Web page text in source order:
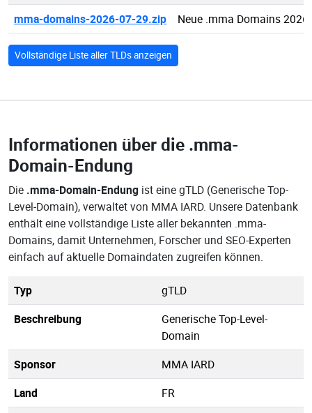
mma-domains-2026-07-29.zip
Neue .mma Domains
Vollständige Liste aller TLDs anzeigen
Informationen über die .mma-
Domain-Endung
Die .mma-Domain-Endung ist eine gTLD (Generische Top-
Level-Domain), verwaltet von MMA IARD. Unsere Datenbank
enthält eine vollständige Liste aller bekannten .mma-
Domains, damit Unternehmen, Forscher und SEO-Experten
einfach auf aktuelle Domaindaten zugreifen können.
Typ
gTLD
Beschreibung
Generische Top-Level-
Domain
Sponsor
MMA IARD
Land
FR